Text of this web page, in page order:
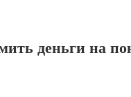
деньги на